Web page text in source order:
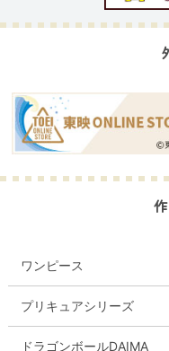
ワンピース
プリキュアシリーズ
ドラゴンボールDAIMA